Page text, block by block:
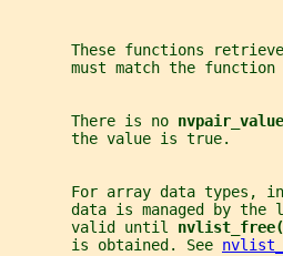
These functions
must match the
       There is no
       the value is true.
For array data types,
data is managed by the
       valid until
       is obtained. See